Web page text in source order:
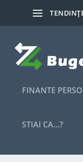
FINANTE
STIAI CA…?